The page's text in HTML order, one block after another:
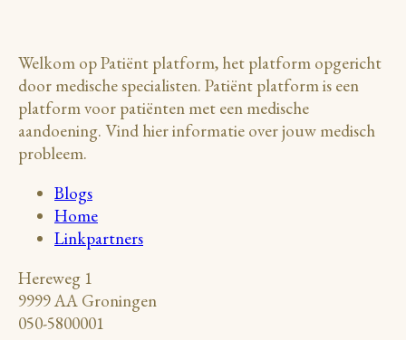
Welkom op Patiënt platform, het platform opgericht
door medische specialisten. Patiënt platform is een
platform voor patiënten met een medische
aandoening. Vind hier informatie over jouw medisch
probleem.
Blogs
Home
Linkpartners
Hereweg 1
9999 AA Groningen
050-5800001